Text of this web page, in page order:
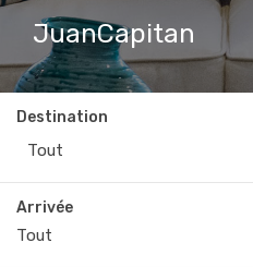
JuanCapitan
Destination
Tout
Arrivée